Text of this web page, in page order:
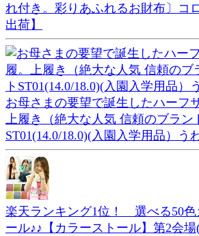
れ付き。彩りあふれるお財布〕コ
出荷】
お母さまの要望で誕生したハーフ
上履き（絶大な人気 信頼のブラン
ST01(14.0/18.0)(入園入学用品）う
楽天ランキング1位！ 選べる50色
ール♪♪【カラーストール】第2会場